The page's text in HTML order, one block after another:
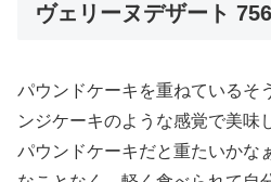
ヴェリーヌデザート
パウンドケーキを重ねているそ
ンジケーキのような感覚で美味
パウンドケーキだと重たいかな